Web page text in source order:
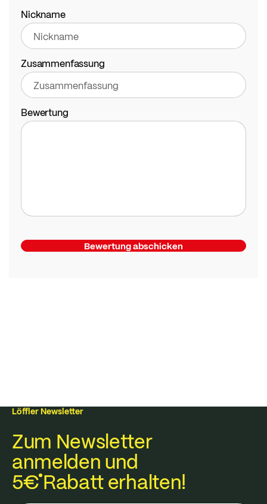
star
stars
stars
stars
stars
Nickname
Zusammenfassung
Bewertung
Bewertung abschicken
Löffler Newsletter
Zum Newsletter
anmelden und
5€Rabatt erhalten!